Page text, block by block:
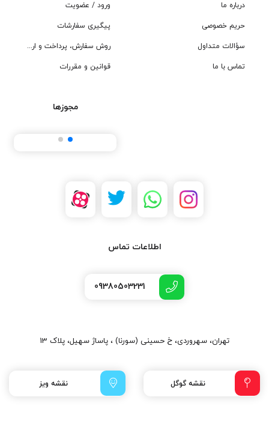
درباره ما
حریم خصوصی
سؤالات متداول
تماس با ما
ورود / عضویت
پیگیری سفارشات
روش سفارش، پرداخت و ارسال
قوانین و مقررات
مجوزها
اطلاعات تماس
09380503231
تهران، سهروردی، خ حسینی (سورنا) ، پاساژ سهیل، پلاک 13
نقشه گوگل نقشه ویز